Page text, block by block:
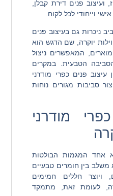
ועיצוב פנים דירת קבלן,
וייחודי לכל לקוח.
ניכרות גם בעיצוב פנים
יוקרה, שם הדגש הוא
המאפשרים ניצול
הטבעית. במקרים
פנים כפרי מודרני
סביבות מגורים נוחות
מודרני
אחד המגמות הבולטות
משלב בין חומרים טבעיים
ויוצר חללים חמימים
לעומת זאת, מתמקד